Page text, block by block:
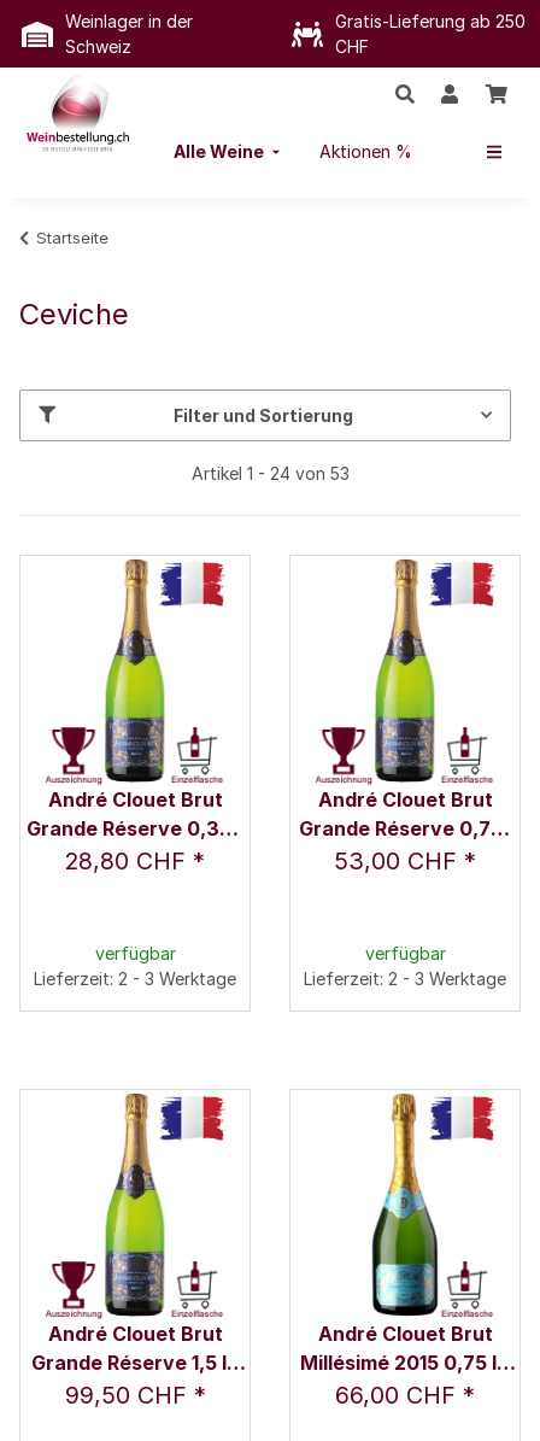
Weinlager in der
Schweiz
Gratis-Lieferung ab 250
CHF
Alle Weine Aktionen %
Startseite
Ceviche
Filter und Sortierung
Artikel 1 - 24 von 53
André Clouet Brut
Grande Réserve 0,375
l - Champagne André
28,80 CHF *
verfügbar
Lieferzeit: 2 - 3 Werktage
André Clouet Brut
Grande Réserve 0,75 l
- Champagne André
53,00 CHF *
verfügbar
Lieferzeit: 2 - 3 Werktage
André Clouet Brut
Grande Réserve 1,5 l -
Champagne André
99,50 CHF *
André Clouet Brut
Millésimé 2015 0,75 l -
Champagne André
66,00 CHF *